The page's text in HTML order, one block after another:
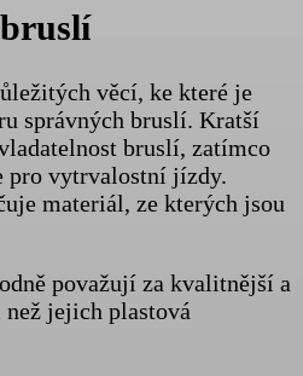
věcí, ke které je
správných bruslí. Kratší
bruslí, zatímco
pro vytrvalostní jízdy.
materiál, ze kterých jsou
považují za kvalitnější a
jejich plastová